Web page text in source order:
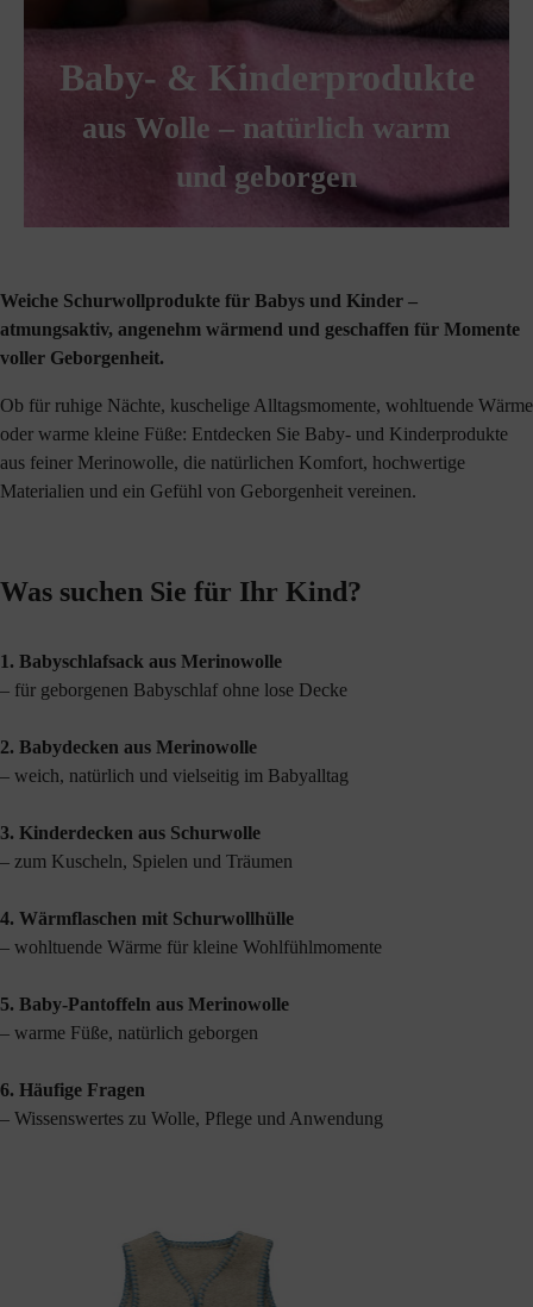
Baby- & Kinderprodukte
aus Wolle – natürlich warm
und geborgen
Weiche Schurwollprodukte für Babys und Kinder –
atmungsaktiv, angenehm wärmend und geschaffen für Momente
voller Geborgenheit.
Ob für ruhige Nächte, kuschelige Alltagsmomente, wohltuende Wärme
oder warme kleine Füße: Entdecken Sie Baby- und Kinderprodukte
aus feiner Merinowolle, die natürlichen Komfort, hochwertige
Materialien und ein Gefühl von Geborgenheit vereinen.
Was suchen Sie für Ihr Kind?
1. Babyschlafsack aus Merinowolle
– für geborgenen Babyschlaf ohne lose Decke
2. Babydecken aus Merinowolle
– weich, natürlich und vielseitig im Babyalltag
3. Kinderdecken aus Schurwolle
– zum Kuscheln, Spielen und Träumen
4. Wärmflaschen mit Schurwollhülle
– wohltuende Wärme für kleine Wohlfühlmomente
5. Baby-Pantoffeln aus Merinowolle
– warme Füße, natürlich geborgen
6. Häufige Fragen
– Wissenswertes zu Wolle, Pflege und Anwendung